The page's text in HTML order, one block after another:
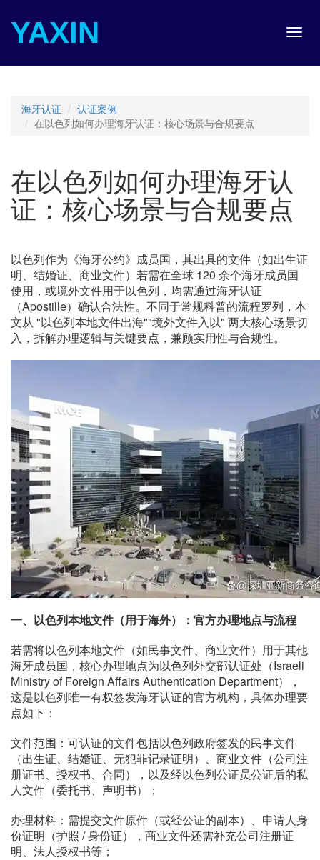
YAXIN
海牙认证
认证案例
在以色列如何办理海牙认证：核心场景与合规要点
在以色列如何办理海牙认
证：核心场景与合规要点
以色列作为《海牙公约》成员国，其出具的文件（如出生证
明、结婚证、商业文件）若需在全球 120 余个海牙成员国
使用，或境外文件用于以色列，均需通过海牙认证
（Apostille）确认合法性。不同于常规科普的流程罗列，本
文从 "以色列本地文件出海""境外文件入以" 两大核心场景切
入，拆解办理逻辑与关键要点，兼顾实用性与合规性。
一、以色列本地文件（用于海外）：官方办理地点与流程
若需将以色列本地文件（如民事文件、商业文件）用于其他
海牙成员国，核心办理地点为以色列外交部认证处（Israeli
Ministry of Foreign Affairs Authentication Department），
这是以色列唯一有权签发海牙认证的官方机构，具体办理要
点如下：
文件范围：可认证的文件包括以色列政府签发的民事文件
（出生证、结婚证、无犯罪记录证明）、商业文件（公司注
册证书、授权书、合同），以及经以色列公证员公证后的私
人文件（委托书、声明书）；
办理材料：需提交文件原件（或经公证的副本）、申请人身
份证明（护照 / 身份证），商业文件还需补充公司注册证
明、法人授权书等；